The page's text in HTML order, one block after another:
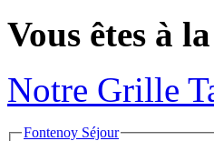
Vous êtes à
Notre Grille
Fontenoy Séjour